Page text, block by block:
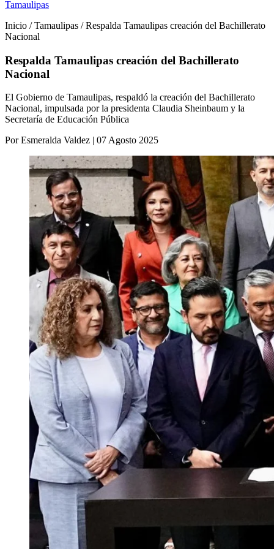
Tamaulipas
Inicio / Tamaulipas / Respalda Tamaulipas creación del Bachillerato
Nacional
Respalda Tamaulipas creación del Bachillerato
Nacional
El Gobierno de Tamaulipas, respaldó la creación del Bachillerato
Nacional, impulsada por la presidenta Claudia Sheinbaum y la
Secretaría de Educación Pública
Por Esmeralda Valdez | 07 Agosto 2025